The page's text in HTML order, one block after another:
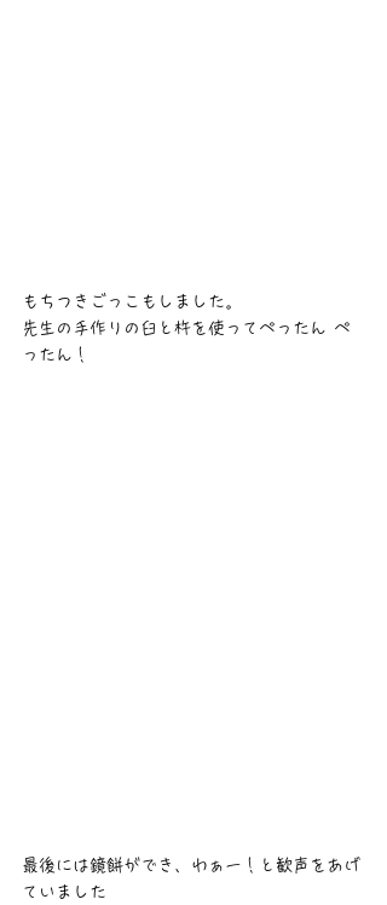
もちつきごっこもしました。
先生の手作りの臼と杵を使ってぺったん ぺ
ったん！
最後には鏡餅ができ、わぁー！と歓声をあげ
ていました